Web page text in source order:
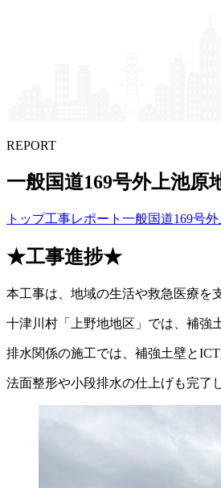
REPORT
一般国道169号外上池原
トップ工事レポート 一般国道169号
★工事進捗★
本工事は、地域の生活や救急医療を
十津川村「上野地地区」では、補強
排水関係の施工では、補強土壁と
法面整形や小段排水の仕上げも完了